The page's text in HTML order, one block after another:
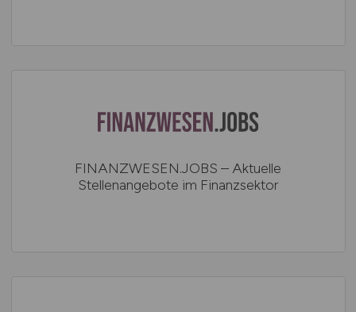
FINANZWESEN.JOBS – Aktuelle
Stellenangebote im Finanzsektor